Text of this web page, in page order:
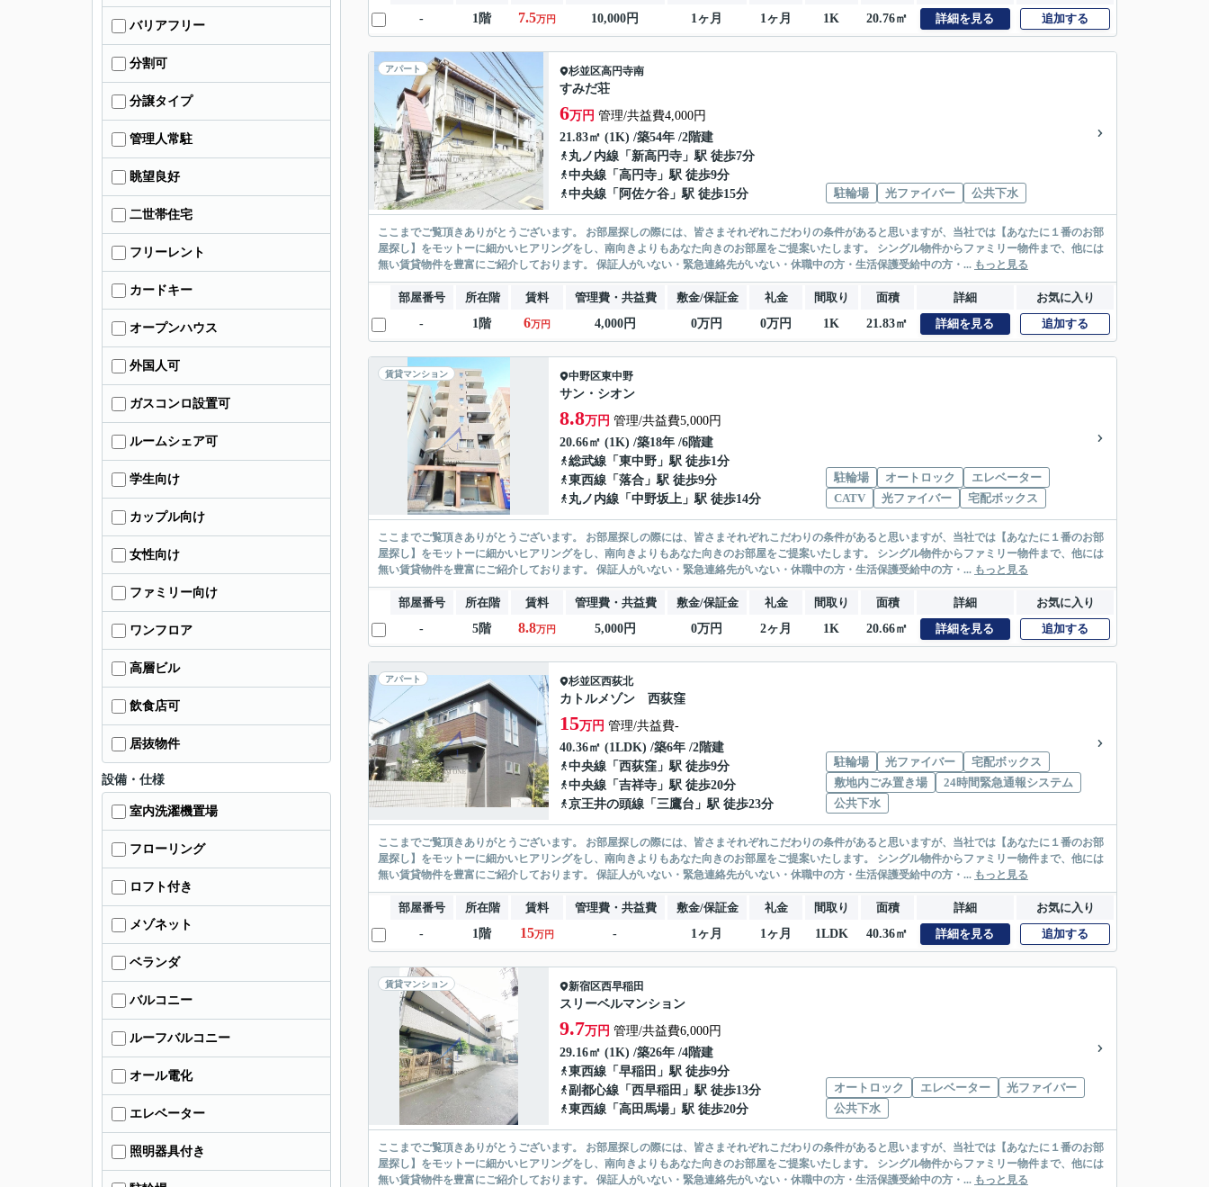
-
1階 7.5万円 10,000円 1ヶ月 1ヶ月 1K 20.76㎡ 詳細を見る 追加する
アパート 杉並区高円寺南
すみだ荘
6万円 管理/共益費4,000円
21.83㎡ (1K) /築54年 /2階建
丸ノ内線 「 新高円寺 」駅 徒歩7分
中央線 「 高円寺 」駅 徒歩9分
中央線 「 阿佐ケ谷 」駅 徒歩15分 駐輪場 光ファイバー 公共下水
ここまでご覧頂きありがとうございます。 お部屋探しの際には、皆さまそれぞれこだわりの条件があると思いますが、当社では【あなたに１番のお部
屋探し】をモットーに細かいヒアリングをし、南向きよりもあなた向きのお部屋をご提案いたします。 シングル物件からファミリー物件まで、他には
無い賃貸物件を豊富にご紹介しております。 保証人がいない・緊急連絡先がいない・休職中の方・生活保護受給中の方・... もっと見る
部屋番号 所在階 賃料 管理費・共益費 敷金/保証金 礼金 間取り 面積 詳細
お気に入り
-
1階 6万円 4,000円 0万円 0万円 1K 21.83㎡ 詳細を見る 追加する
賃貸マンション 中野区東中野
サン・シオン
8.8万円 管理/共益費5,000円
20.66㎡ (1K) /築18年 /6階建
総武線 「 東中野 」駅 徒歩1分
東西線 「 落合 」駅 徒歩9分
丸ノ内線 「 中野坂上 」駅 徒歩14分
駐輪場 オートロック
エレベーター
CATV
光ファイバー 宅配ボックス
ここまでご覧頂きありがとうございます。 お部屋探しの際には、皆さまそれぞれこだわりの条件があると思いますが、当社では【あなたに１番のお部
屋探し】をモットーに細かいヒアリングをし、南向きよりもあなた向きのお部屋をご提案いたします。 シングル物件からファミリー物件まで、他には
無い賃貸物件を豊富にご紹介しております。 保証人がいない・緊急連絡先がいない・休職中の方・生活保護受給中の方・... もっと見る
部屋番号 所在階 賃料 管理費・共益費 敷金/保証金 礼金 間取り 面積 詳細
お気に入り
-
5階 8.8万円 5,000円 0万円 2ヶ月 1K 20.66㎡ 詳細を見る 追加する
アパート 杉並区西荻北
カトルメゾン 西荻窪
15万円 管理/共益費-
40.36㎡ (1LDK) /築6年 /2階建
中央線 「 西荻窪 」駅 徒歩9分
中央線 「 吉祥寺 」駅 徒歩20分
京王井の頭線 「 三鷹台 」駅 徒歩23分
駐輪場 光ファイバー
宅配ボックス
敷地内ごみ置き場
24時間緊急通報システム
公共下水
ここまでご覧頂きありがとうございます。 お部屋探しの際には、皆さまそれぞれこだわりの条件があると思いますが、当社では【あなたに１番のお部
屋探し】をモットーに細かいヒアリングをし、南向きよりもあなた向きのお部屋をご提案いたします。 シングル物件からファミリー物件まで、他には
無い賃貸物件を豊富にご紹介しております。 保証人がいない・緊急連絡先がいない・休職中の方・生活保護受給中の方・... もっと見る
部屋番号 所在階 賃料 管理費・共益費 敷金/保証金 礼金 間取り 面積 詳細
お気に入り
-
1階 15万円 - 1ヶ月 1ヶ月 1LDK 40.36㎡ 詳細を見る 追加する
賃貸マンション 新宿区西早稲田
スリーベルマンション
9.7万円 管理/共益費6,000円
29.16㎡ (1K) /築26年 /4階建
東西線 「 早稲田 」駅 徒歩9分
副都心線 「 西早稲田 」駅 徒歩13分
東西線 「 高田馬場」駅 徒歩20分
オートロック エレベーター
光ファイバー
公共下水
ここまでご覧頂きありがとうございます。 お部屋探しの際には、皆さまそれぞれこだわりの条件があると思いますが、当社では【あなたに１番のお部
屋探し】をモットーに細かいヒアリングをし、南向きよりもあなた向きのお部屋をご提案いたします。 シングル物件からファミリー物件まで、他には
無い賃貸物件を豊富にご紹介しております。 保証人がいない・緊急連絡先がいない・休職中の方・生活保護受給中の方・... もっと見る
バリアフリー
分割可
分譲タイプ
管理人常駐
眺望良好
二世帯住宅
フリーレント
カードキー
オープンハウス
外国人可
ガスコンロ設置可
ルームシェア可
学生向け
カップル向け
女性向け
ファミリー向け
ワンフロア
高層ビル
飲食店可
居抜物件
設備・仕様
室内洗濯機置場
フローリング
ロフト付き
メゾネット
ベランダ
バルコニー
ルーフバルコニー
オール電化
エレベーター
照明器具付き